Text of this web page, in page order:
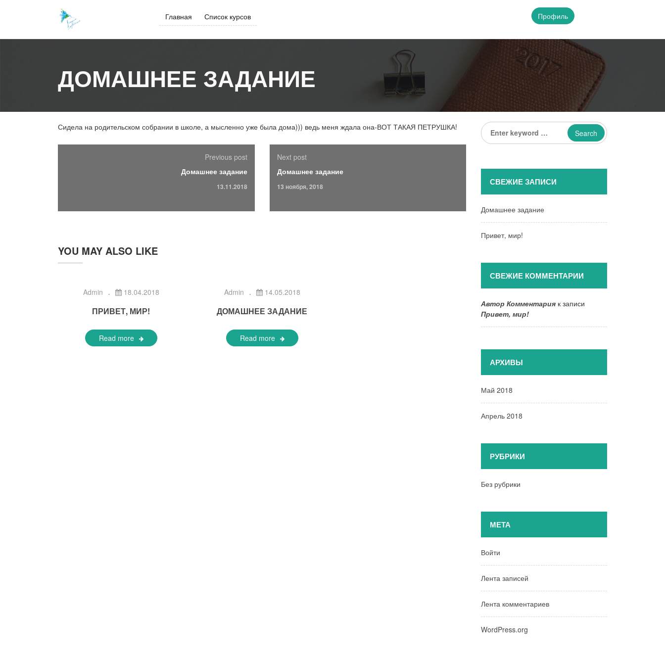
Главная Список курсов Профиль
ДОМАШНЕЕ ЗАДАНИЕ
Сидела на родительском собрании в школе, а мысленно уже была дома))) ведь меня ждала она-ВОТ ТАКАЯ ПЕТРУШКА!
Previous post
Домашнее задание
13.11.2018
Next post
Домашнее задание
13 ноября, 2018
YOU MAY ALSO LIKE
Admin 18.04.2018
ПРИВЕТ, МИР!
Read more
Admin 14.05.2018
ДОМАШНЕЕ ЗАДАНИЕ
Read more
Enter
keyword
СВЕЖИЕ ЗАПИСИ
Домашнее задание
Привет, мир!
СВЕЖИЕ КОММЕНТАРИИ
Автор Комментария к записи
Привет, мир!
АРХИВЫ
Май 2018
Апрель 2018
РУБРИКИ
Без рубрики
МЕТА
Войти
Лента записей
Лента комментариев
WordPress.org